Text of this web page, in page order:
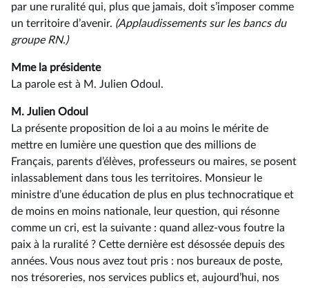
par une ruralité qui, plus que jamais, doit s’imposer comme
un territoire d’avenir. (Applaudissements sur les bancs du
groupe RN.)
Mme la présidente
La parole est à M. Julien Odoul.
M. Julien Odoul
La présente proposition de loi a au moins le mérite de
mettre en lumière une question que des millions de
Français, parents d’élèves, professeurs ou maires, se posent
inlassablement dans tous les territoires. Monsieur le
ministre d’une éducation de plus en plus technocratique et
de moins en moins nationale, leur question, qui résonne
comme un cri, est la suivante : quand allez-vous foutre la
paix à la ruralité ? Cette dernière est désossée depuis des
années. Vous nous avez tout pris : nos bureaux de poste,
nos trésoreries, nos services publics et, aujourd’hui, nos